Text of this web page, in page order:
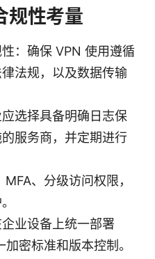
规性考量
：确保 VPN 使用遵循
法规，以及数据传输
选择具备明确日志保
服务商，并定期进行
、分级访问权限，
业设备上统一部署
密标准和版本控制。